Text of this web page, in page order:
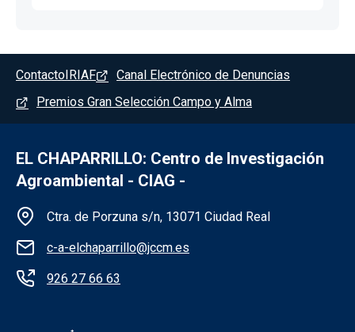
Pie de página - Chaparrillo
Contacto IRIAF
Canal Electrónico de Denuncias
Premios Gran Selección Campo y Alma
EL CHAPARRILLO: Centro de Investigación
Agroambiental - CIAG -
Información de la institución - Chaparrillo
Ctra. de Porzuna s/n, 13071 Ciudad Real
c-a-elchaparrillo@jccm.es
926 27 66 63